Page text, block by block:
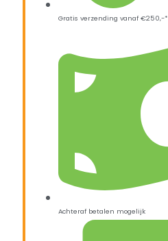
Gratis verzending vanaf €250,-*
Achteraf betalen mogelijk